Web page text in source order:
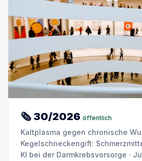
🗞 30/2026 öffentlich
Kaltplasma gegen chronische
Kegelschneckengift:
KI bei der Darmkrebsvorsorge ·